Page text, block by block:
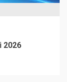
2026